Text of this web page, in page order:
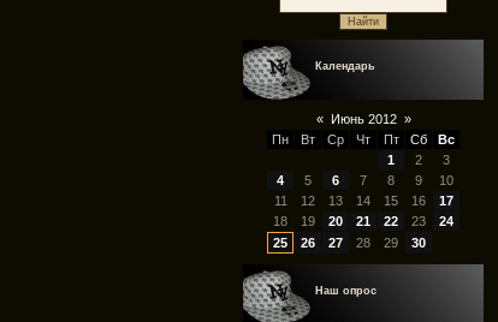
Календарь
« Июнь 2012 »
Пн
Вт Ср Чт Пт Сб
Вс
1
2
3
4
5 6 7 8 9
10
11
12 13 14 15 16
17
18
19 20 21 22 23
24
25
26 27 28 29 30
Наш опрос